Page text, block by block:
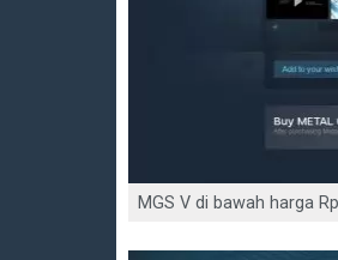
MGS V di bawah harga